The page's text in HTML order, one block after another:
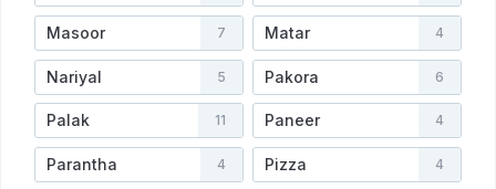
Masoor 7 Matar 4
Nariyal 5 Pakora 6
Palak 11 Paneer 4
Parantha 4 Pizza 4